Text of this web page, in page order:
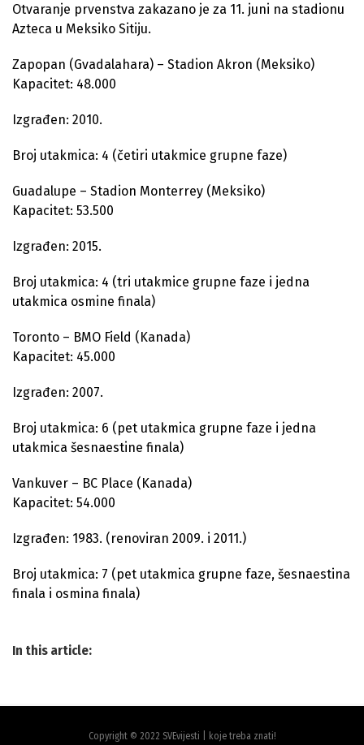
Otvaranje prvenstva zakazano je za 11. juni na stadionu
Azteca u Meksiko Sitiju.
Zapopan (Gvadalahara) – Stadion Akron (Meksiko)
Kapacitet: 48.000
Izgrađen: 2010.
Broj utakmica: 4 (četiri utakmice grupne faze)
Guadalupe – Stadion Monterrey (Meksiko)
Kapacitet: 53.500
Izgrađen: 2015.
Broj utakmica: 4 (tri utakmice grupne faze i jedna
utakmica osmine finala)
Toronto – BMO Field (Kanada)
Kapacitet: 45.000
Izgrađen: 2007.
Broj utakmica: 6 (pet utakmica grupne faze i jedna
utakmica šesnaestine finala)
Vankuver – BC Place (Kanada)
Kapacitet: 54.000
Izgrađen: 1983. (renoviran 2009. i 2011.)
Broj utakmica: 7 (pet utakmica grupne faze, šesnaestina
finala i osmina finala)
In this article:
Copyright © 2022 SVEvijesti | koje treba znati!